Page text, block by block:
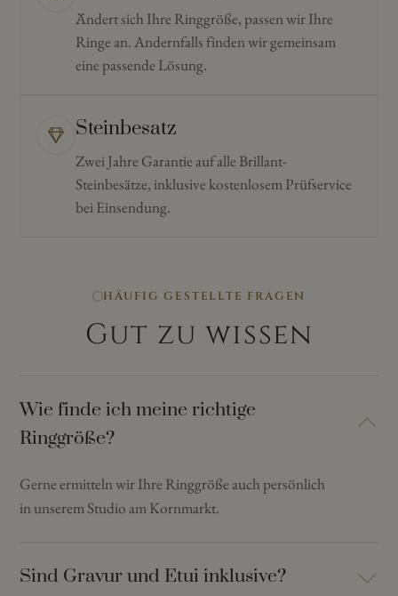
Ändert sich Ihre Ringgröße, passen wir Ihre
Ringe an. Andernfalls finden wir gemeinsam
eine passende Lösung.
Steinbesatz
Zwei Jahre Garantie auf alle Brillant-
Steinbesätze, inklusive kostenlosem Prüfservice
bei Einsendung.
HÄUFIG GESTELLTE FRAGEN
Gut zu wissen
Wie finde ich meine richtige
Ringgröße?
Gerne ermitteln wir Ihre Ringgröße auch persönlich
in unserem Studio am Kornmarkt.
Sind Gravur und Etui inklusive?